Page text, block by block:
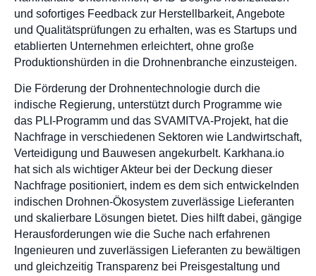
und sofortiges Feedback zur Herstellbarkeit, Angebote
und Qualitätsprüfungen zu erhalten, was es Startups und
etablierten Unternehmen erleichtert, ohne große
Produktionshürden in die Drohnenbranche einzusteigen.
Die Förderung der Drohnentechnologie durch die
indische Regierung, unterstützt durch Programme wie
das PLI-Programm und das SVAMITVA-Projekt, hat die
Nachfrage in verschiedenen Sektoren wie Landwirtschaft,
Verteidigung und Bauwesen angekurbelt. Karkhana.io
hat sich als wichtiger Akteur bei der Deckung dieser
Nachfrage positioniert, indem es dem sich entwickelnden
indischen Drohnen-Ökosystem zuverlässige Lieferanten
und skalierbare Lösungen bietet. Dies hilft dabei, gängige
Herausforderungen wie die Suche nach erfahrenen
Ingenieuren und zuverlässigen Lieferanten zu bewältigen
und gleichzeitig Transparenz bei Preisgestaltung und